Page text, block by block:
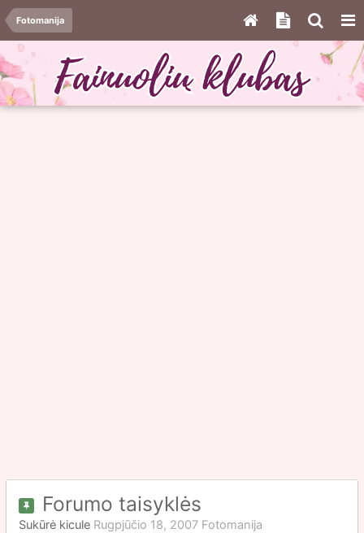
Fotomanija
Forumo taisyklės
Sukūrė kicule Rugpjūčio 18, 2007 Fotomanija